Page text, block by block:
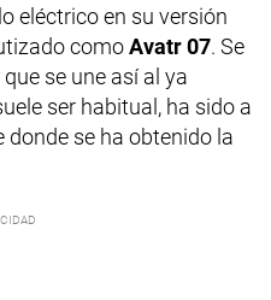
eléctrico en su versión
comoAvatr 07. Se
se une así al ya
ser habitual, ha sido a
donde se ha obtenido la